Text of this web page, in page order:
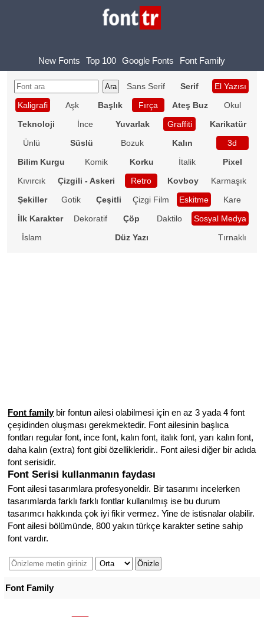
New Fonts Top 100 Google Fonts Font Family
Sans Serif Serif
El Yazısı
Kaligrafi
Aşk Başlık Fırça Ateş Buz
Okul
Teknoloji
İnce Yuvarlak Graffiti
Karikatür
Ünlü
Süslü Bozuk Kalın
3d
Bilim Kurgu
Komik Korku İtalik
Pixel
Kıvırcık
Çizgili - Askeri Retro Kovboy
Karmaşık
Şekiller
Gotik Çeşitli Çizgi Film Eskitme
Kare
İlk Karakter
Dekoratif Çöp Daktilo
Sosyal Medya
İslam
Düz Yazı Tırnaklı
Font familybir fontun ailesi olabilmesi için en az 3 yada 4 font
çeşidinden oluşması gerekmektedir. Font ailesinin başlıca
fontları regular font, ince font, kalın font, italık font, yarı kalın font,
daha kalın (extra) font gibi özellikleridir.. Font ailesi diğer bir adıda
font serisidir.
Font Serisi kullanmanın faydası
Font ailesi tasarımlara profesyoneldir. Bir tasarımı incelerken
tasarımlarda farklı farklı fontlar kullanılmış ise bu durum
tasarımcı hakkında çok iyi fikir vermez. Yine de istisnalar olabilir.
Font ailesi bölümünde, 800 yakın türkçe karakter setine sahip
font vardır.
Font Family